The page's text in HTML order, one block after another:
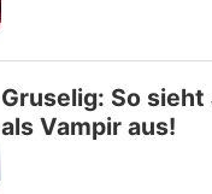
Gruselig: So
als Vampir aus!